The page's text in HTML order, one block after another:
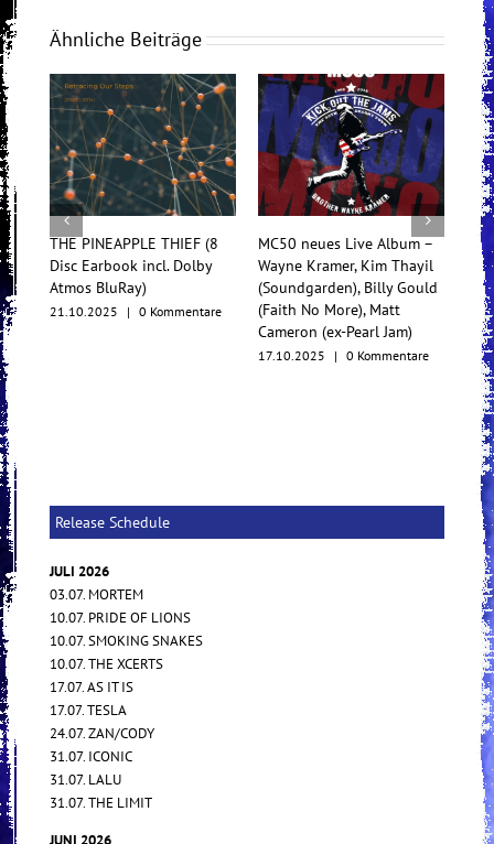
Ähnliche Beiträge
THE PINEAPPLE THIEF (8
Disc Earbook incl. Dolby
Atmos BluRay)
21.10.2025 | 0 Kommentare
MC50 neues Live Album –
Wayne Kramer, Kim Thayil
(Soundgarden), Billy Gould
(Faith No More), Matt
Cameron (ex-Pearl Jam)
17.10.2025 | 0 Kommentare
Release Schedule
JULI 2026
03.07. MORTEM
10.07. PRIDE OF LIONS
10.07. SMOKING SNAKES
10.07. THE XCERTS
17.07. AS IT IS
17.07. TESLA
24.07. ZAN/CODY
31.07. ICONIC
31.07. LALU
31.07. THE LIMIT
JUNI 2026